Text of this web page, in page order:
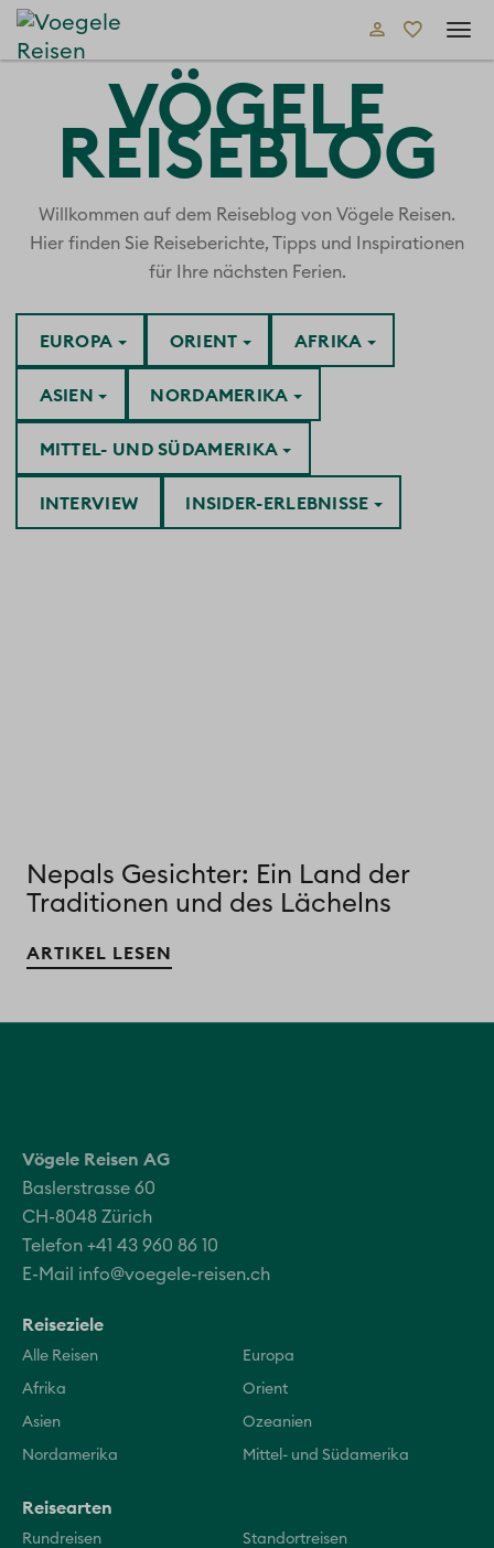
VÖGELE
REISEBLOG
Willkommen auf dem Reiseblog von Vögele Reisen.
Hier finden Sie Reiseberichte, Tipps und Inspirationen
für Ihre nächsten Ferien.
AFRIKA
ASIEN
EUROPA
INSIDER-ERLEBNISSE
INTERVIEW
MITTEL- UND SÜDAMERIKA
NORDAMERIKA
ORIENT
Nepals Gesichter: Ein Land der
Traditionen und des Lächelns
ARTIKEL LESEN
Vögele Reisen AG
Baslerstrasse 60
CH-8048 Zürich
Telefon +41 43 960 86 10
E-Mail info@voegele-reisen.ch
Reiseziele
Alle Reisen Europa
Afrika Orient
Asien Ozeanien
Nordamerika Mittel- und Südamerika
Reisearten
Rundreisen Standortreisen